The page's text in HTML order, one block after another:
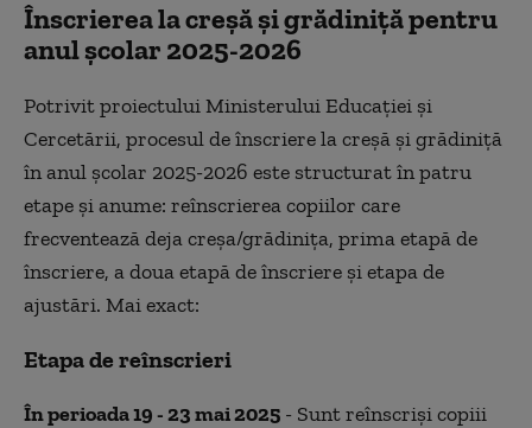
Înscrierea la creșă și grădiniță pentru
anul școlar 2025-2026
Potrivit proiectului Ministerului Educației și
Cercetării, procesul de înscriere la creșă și grădiniță
în anul școlar 2025-2026 este structurat în patru
etape și anume: reînscrierea copiilor care
frecventează deja creșa/grădinița, prima etapă de
înscriere, a doua etapă de înscriere și etapa de
ajustări. Mai exact:
Etapa de reînscrieri
În perioada 19 - 23 mai 2025 - Sunt reînscriși copiii